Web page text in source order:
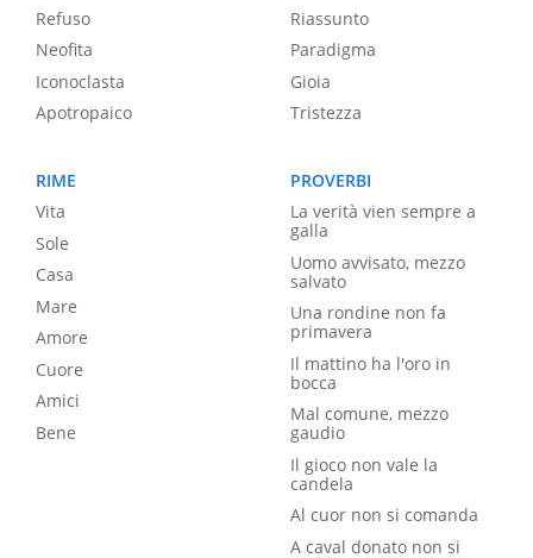
Refuso
Neofita
Iconoclasta
Apotropaico
Riassunto
Paradigma
Gioia
Tristezza
RIME
Vita
Sole
Casa
Mare
Amore
Cuore
Amici
Bene
PROVERBI
La verità vien sempre a
galla
Uomo avvisato, mezzo
salvato
Una rondine non fa
primavera
Il mattino ha l'oro in
bocca
Mal comune, mezzo
gaudio
Il gioco non vale la
candela
Al cuor non si comanda
A caval donato non si